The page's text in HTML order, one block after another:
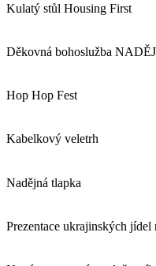
Kulatý stůl Housing First
Děkovná bohoslužba
Hop Hop Fest
Kabelkový veletrh
Nadějná tlapka
Prezentace ukrajinských